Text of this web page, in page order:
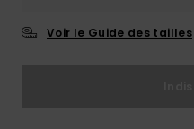
Voir le Guide des tailles